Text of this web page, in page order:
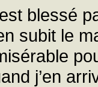
blessé
subit le
j’en